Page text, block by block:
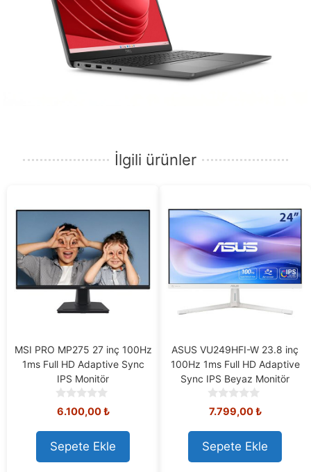
İlgili ürünler
MSI PRO MP275 27 inç 100Hz
1ms Full HD Adaptive Sync
IPS Monitör
0
o
u
t
o
f
6.100,00₺
Sepete Ekle
ASUS VU249HFI-W 23.8 inç
100Hz 1ms Full HD Adaptive
Sync IPS Beyaz Monitör
0
o
u
t
o
f
7.799,00₺
Sepete Ekle